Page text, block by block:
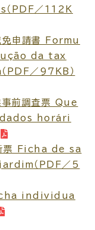
通
PDF／112K
免申請書 Formu
da tax
／97KB）
事前調査票 Que
horári
断票 Ficha de sa
（PDF／5
Ficha individua